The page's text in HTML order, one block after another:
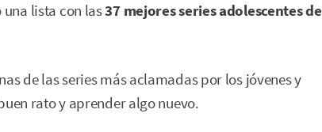
una lista con las37 mejores series adolescentes de
de las series más aclamadas por los jóvenes y
rato y aprender algo nuevo.